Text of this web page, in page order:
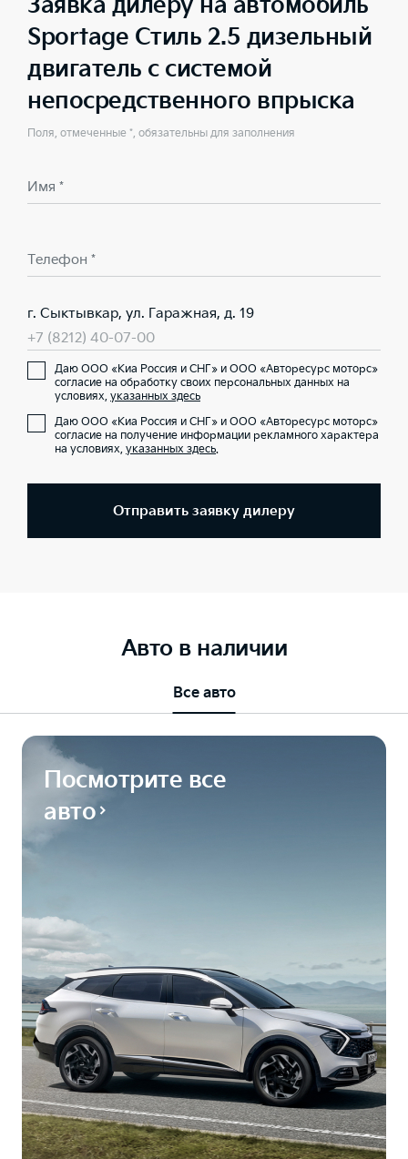
Заявка дилеру на автомобиль
Sportage Стиль 2.5 дизельный
двигатель с системой
непосредственного впрыска
Поля, отмеченные *, обязательны для заполнения
Имя *
Телефон *
г. Сыктывкар, ул. Гаражная, д. 19
+7 (8212) 40-07-00
Даю ООО «Киа Россия и СНГ» и ООО «Авторесурс моторс»
согласие на обработку своих персональных данных на
условиях, указанных здесь
Даю ООО «Киа Россия и СНГ» и ООО «Авторесурс моторс»
согласие на получение информации рекламного характера
на условиях, указанных здесь.
Отправить заявку дилеру
Авто в наличии
Все авто
Посмотрите все
авто